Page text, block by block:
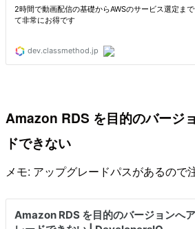
Amazon RDS を目的のバージ
ドできない
メモ: アップグレードパスがあるので